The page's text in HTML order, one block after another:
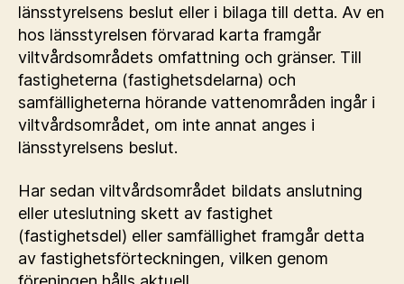
länsstyrelsens beslut eller i bilaga till detta. Av en
hos länsstyrelsen förvarad karta framgår
viltvårdsområdets omfattning och gränser. Till
fastigheterna (fastighetsdelarna) och
samfälligheterna hörande vattenområden ingår i
viltvårdsområdet, om inte annat anges i
länsstyrelsens beslut.
Har sedan viltvårdsområdet bildats anslutning
eller uteslutning skett av fastighet
(fastighetsdel) eller samfällighet framgår detta
av fastighetsförteckningen, vilken genom